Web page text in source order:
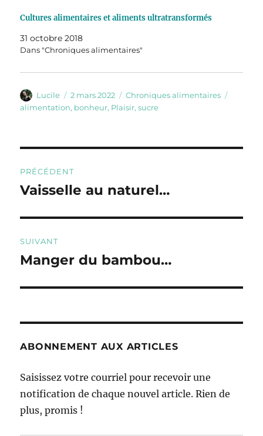
Cultures alimentaires et aliments ultratransformés
31 octobre 2018
Dans "Chroniques alimentaires"
Auteur
Lucile
Publié
le
2 mars 2022 Catégories
Chroniques alimentaires
alimentation, bonheur, Plaisir,sucre
de
PRÉCÉDENT
Publication
Vaisselle au naturel…
SUIVANT
Publication
Manger du bambou…
ABONNEMENT AUX ARTICLES
Saisissez votre courriel pour recevoir une
notification de chaque nouvel article. Rien de
plus, promis !